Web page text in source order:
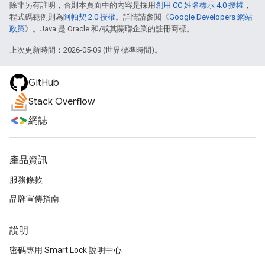
除非另有註明，否則本頁面中的內容是採用創用 CC 姓名標示 4.0 授權 ，
程式碼範例則為阿帕契 2.0 授權。詳情請參閱《Google Developers 網站
政策》。Java 是 Oracle 和/或其關聯企業的註冊商標。
上次更新時間：2026-05-09 (世界標準時間)。
GitHub
Stack Overflow
網誌
產品資訊
服務條款
品牌宣傳指南
說明
密碼專用 Smart Lock 說明中心